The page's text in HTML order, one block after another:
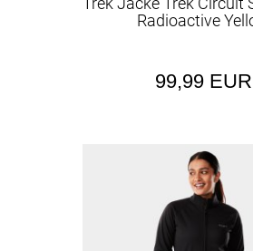
Radioactive
99,99 EUR